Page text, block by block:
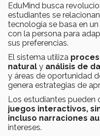
EduMind busca
estudiantes se
tecnología se basa en
con la persona para
sus preferencias.
El sistema utiliza
natural y análisis de
y áreas de oportunidad
genera estrategias de
Los estudiantes pueden
juegos interactivos,
incluso narraciones
intereses.